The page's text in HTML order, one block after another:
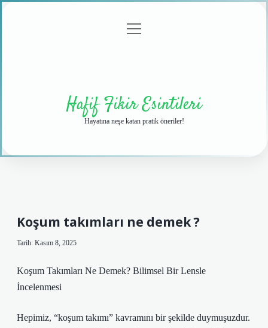
menüyü
Hafif Fikir Esintileri
Hayatına neşe katan pratik öneriler!
Koşum takımları ne demek ?
Tarih: Kasım 8, 2025
Koşum Takımları Ne Demek? Bilimsel Bir Lensle
İncelenmesi
Hepimiz, “koşum takımı” kavramını bir şekilde duymuşuzdur.